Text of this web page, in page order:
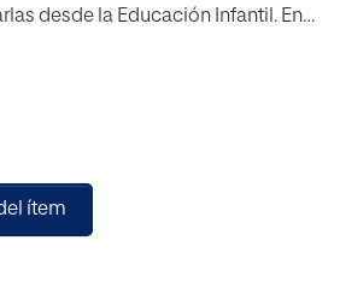
desde la Educación Infantil. En
las emociones y más
del miedo.
recursos pedagógicos más
emocional del niño. Gracias a los
vidas
ítem